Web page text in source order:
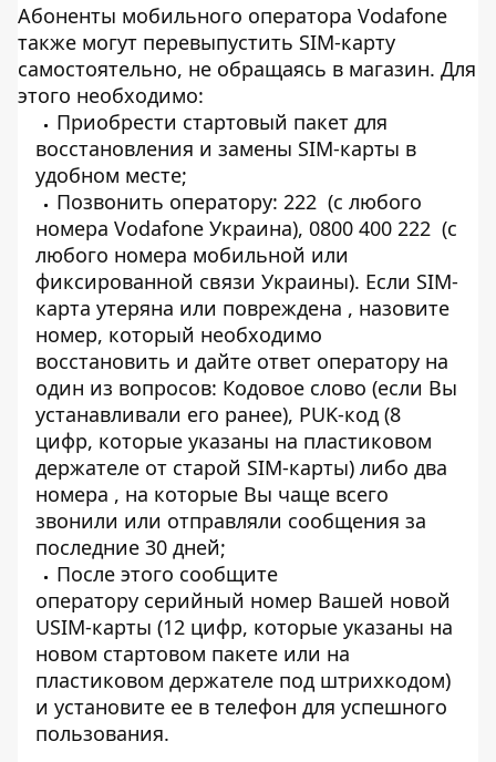
Абоненты мобильного оператора Vodafone
также могут перевыпустить SIM-карту
самостоятельно, не обращаясь в магазин. Для
этого необходимо:
Приобрести стартовый пакет для
восстановления и замены SIM-карты в
удобном месте;
Позвонить оператору: 222 (c любого
номера Vodafone Украина), 0800 400 222 (c
любого номера мобильной или
фиксированной связи Украины). Если SIM-
карта утеряна или повреждена , назовите
номер, который необходимо
восстановить и дайте ответ оператору на
один из вопросов: Кодовое слово (если Bы
устанавливали его ранее), PUK-код (8
цифр, которые указаны на пластиковом
держателе от старой SIM-карты) либо два
номера , на которые Вы чаще всего
звонили или отправляли сообщения за
последние 30 дней;
После этого сообщите
оператору серийный номер Вашей новой
USIM-карты (12 цифр, которые указаны на
новом стартовом пакете или на
пластиковом держателе под штрихкодом)
и установите ее в телефон для успешного
пользования.